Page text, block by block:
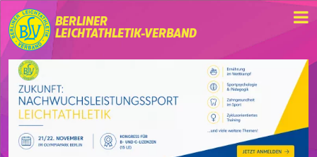
BERLINER
LEICHTATHLETIK-VERBAND